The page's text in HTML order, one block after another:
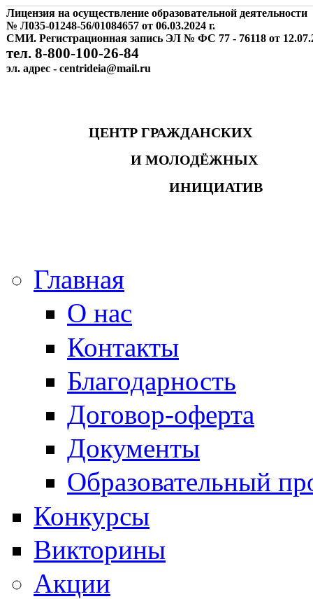
Лицензия на осуществление образовательной деятельности
№ Л035-01248-56/01084657 от 06.03.2024 г.
СМИ. Регистрационная запись ЭЛ № ФС 77 - 76118 от
тел. 8-800-100-26-84
эл. адрес - centrideia@mail.ru
ЦЕНТР ГРАЖДАНСКИХ
И МОЛОДЁЖНЫХ
ИНИЦИАТИВ
Главная
О нас
Контакты
Благодарность
Договор-оферта
Документы
Образовательный
Конкурсы
Викторины
Акции